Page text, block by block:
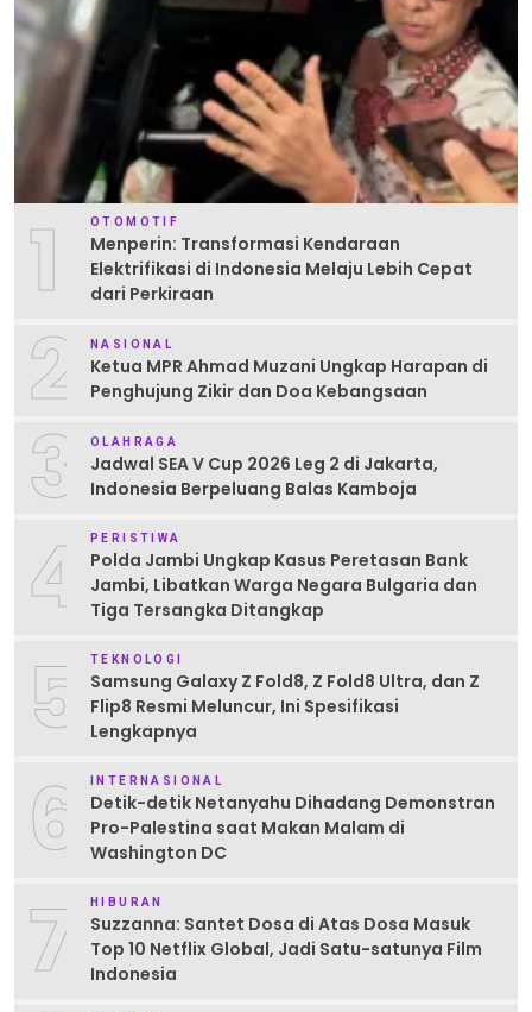
1 OTOMOTIF
Menperin: Transformasi Kendaraan
Elektrifikasi di Indonesia Melaju Lebih Cepat
dari Perkiraan
2 NASIONAL
Ketua MPR Ahmad Muzani Ungkap Harapan di
Penghujung Zikir dan Doa Kebangsaan
3 OLAHRAGA
Jadwal SEA V Cup 2026 Leg 2 di Jakarta,
Indonesia Berpeluang Balas Kamboja
4 PERISTIWA
Polda Jambi Ungkap Kasus Peretasan Bank
Jambi, Libatkan Warga Negara Bulgaria dan
Tiga Tersangka Ditangkap
5 TEKNOLOGI
Samsung Galaxy Z Fold8, Z Fold8 Ultra, dan Z
Flip8 Resmi Meluncur, Ini Spesifikasi
Lengkapnya
6 INTERNASIONAL
Detik-detik Netanyahu Dihadang Demonstran
Pro-Palestina saat Makan Malam di
Washington DC
7 HIBURAN
Suzzanna: Santet Dosa di Atas Dosa Masuk
Top 10 Netflix Global, Jadi Satu-satunya Film
Indonesia